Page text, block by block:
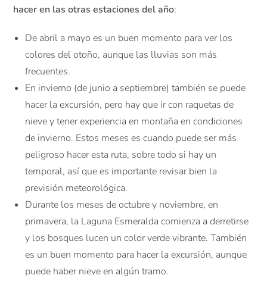
hacer en las otras estaciones del año:
De abril a mayo es un buen momento para ver los
colores del otoño, aunque las lluvias son más
frecuentes.
En invierno (de junio a septiembre) también se puede
hacer la excursión, pero hay que ir con raquetas de
nieve y tener experiencia en montaña en condiciones
de invierno. Estos meses es cuando puede ser más
peligroso hacer esta ruta, sobre todo si hay un
temporal, así que es importante revisar bien la
previsión meteorológica.
Durante los meses de octubre y noviembre, en
primavera, la Laguna Esmeralda comienza a derretirse
y los bosques lucen un color verde vibrante. También
es un buen momento para hacer la excursión, aunque
puede haber nieve en algún tramo.